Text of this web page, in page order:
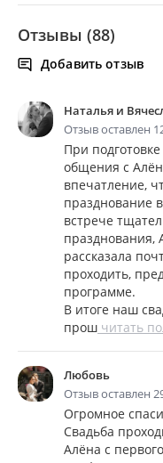
Отзывы (88)
Добавить отзыв
Наталья и
Отзыв оставлен
При
общения с
впечатление,
празднование
встрече
празднования,
рассказала
проходить,
программе.
В итоге наш
прош читать
Любовь
Отзыв оставлен
Огромное
Свадьба
Алёна с